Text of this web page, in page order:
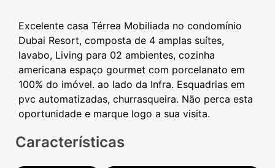
Excelente casa Térrea Mobiliada no condomínio
Dubai Resort, composta de 4 amplas suítes,
lavabo, Living para 02 ambientes, cozinha
americana espaço gourmet com porcelanato em
100% do imóvel. ao lado da Infra. Esquadrias em
pvc automatizadas, churrasqueira. Não perca esta
Características